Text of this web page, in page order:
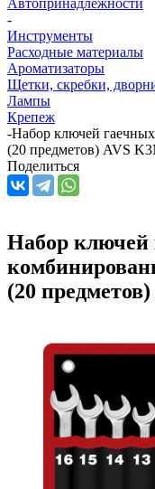
-
Инструменты
Расходные материалы
Ароматизаторы
Щетки, скребки,
Лампы
Крепеж
-Набор ключей
(20 предметов) AVS
Поделиться
Набор ключей
(20